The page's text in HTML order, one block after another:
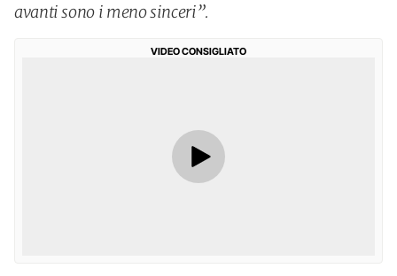
avanti sono i meno sinceri”.
VIDEO CONSIGLIATO